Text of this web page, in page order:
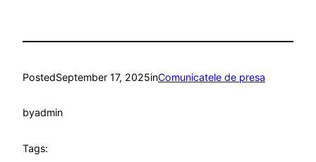
PostedSeptember 17, 2025inComunicatele de presa
byadmin
Tags: